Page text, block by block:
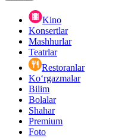
Kino
Konsertlar
Mashhurlar
Teatrlar
Restoranlar
Ko‘rgazmalar
Bilim
Bolalar
Shahar
Premium
Foto